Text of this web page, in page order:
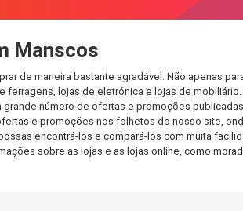
Manscos
de maneira bastante agradável. Não apenas
lojas de eletrónica e lojas de
número de ofertas e promoções
e promoções nos folhetos do nosso site,
encontrá-los e compará-los com muita
sobre as lojas e as lojas online, como